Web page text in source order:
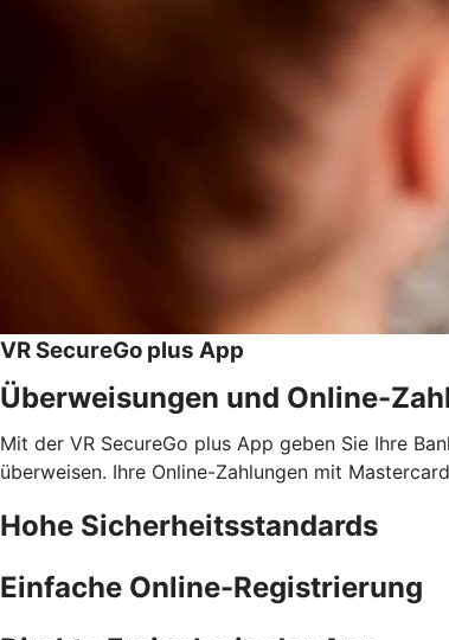
VR SecureGo plus App
Überweisungen und Online-
Mit der VR SecureGo plus App geben Sie Ihre
überweisen. Ihre Online-Zahlungen mit
Hohe Sicherheitsstandards
Einfache Online-Registrierung